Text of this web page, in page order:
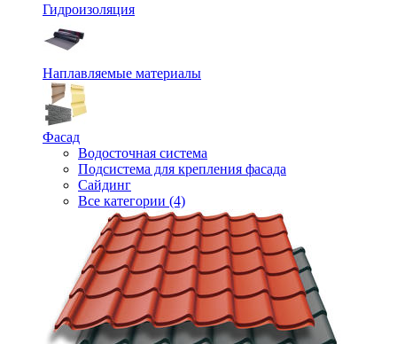
Гидроизоляция
Наплавляемые материалы
Фасад
Водосточная система
Подсистема для крепления фасада
Сайдинг
Все категории (4)